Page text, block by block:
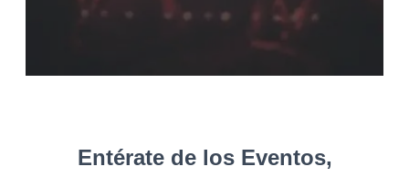
Entérate de los Eventos,